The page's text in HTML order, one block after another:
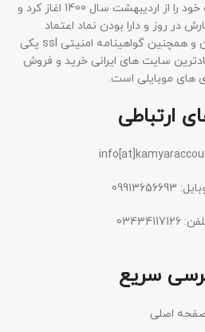
وبسایت کامیار اکانت فعالیت خود را از اردیبهشت سال 1400 اغاز کرد و
بیش از 50 سفارش در روز و دارا بودن نماد اعتماد
الکترونیکی،مجوز پرداخت امن و همچنین گواهینامه امنیتی ssl یکی
سایت های ایرانی خرید و فروش
های موبایلی است.
ارتباطی
سریع
اصلی